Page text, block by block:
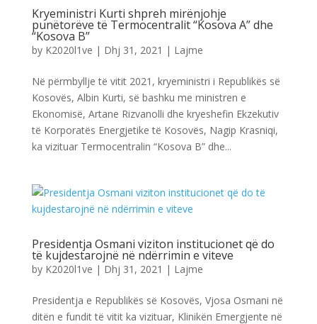
Kryeministri Kurti shpreh mirënjohje
punëtorëve të Termocentralit “Kosova A” dhe
“Kosova B”
by K2020l1ve | Dhj 31, 2021 | Lajme
Në përmbyllje të vitit 2021, kryeministri i Republikës së
Kosovës, Albin Kurti, së bashku me ministren e
Ekonomisë, Artane Rizvanolli dhe kryeshefin Ekzekutiv
të Korporatës Energjetike të Kosovës, Nagip Krasniqi,
ka vizituar Termocentralin “Kosova B” dhe...
Presidentja Osmani viziton institucionet që do
të kujdestarojnë në ndërrimin e viteve
by K2020l1ve | Dhj 31, 2021 | Lajme
Presidentja e Republikës së Kosovës, Vjosa Osmani në
ditën e fundit të vitit ka vizituar, Klinikën Emergjente në